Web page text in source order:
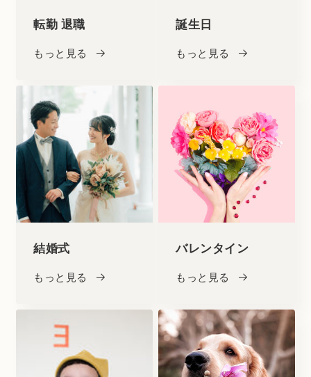
転勤 退職
もっと見る
誕生日
もっと見る
結婚式
もっと見る
バレンタイン
もっと見る